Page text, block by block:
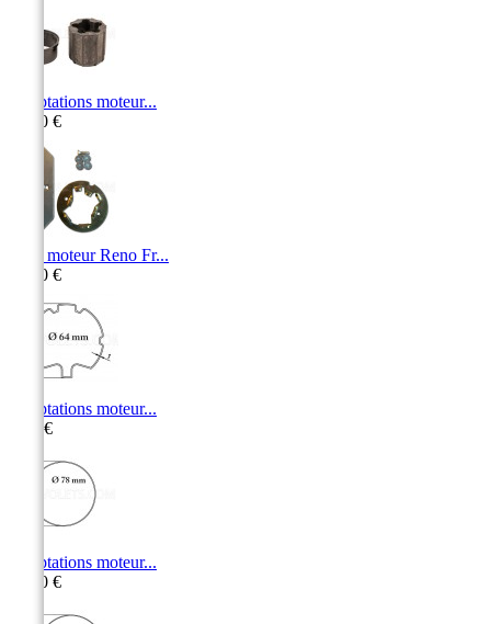
Adaptations moteur...
15,00 €
SAV moteur Reno Fr...
26,40 €
Adaptations moteur...
9,10 €
Adaptations moteur...
15,50 €